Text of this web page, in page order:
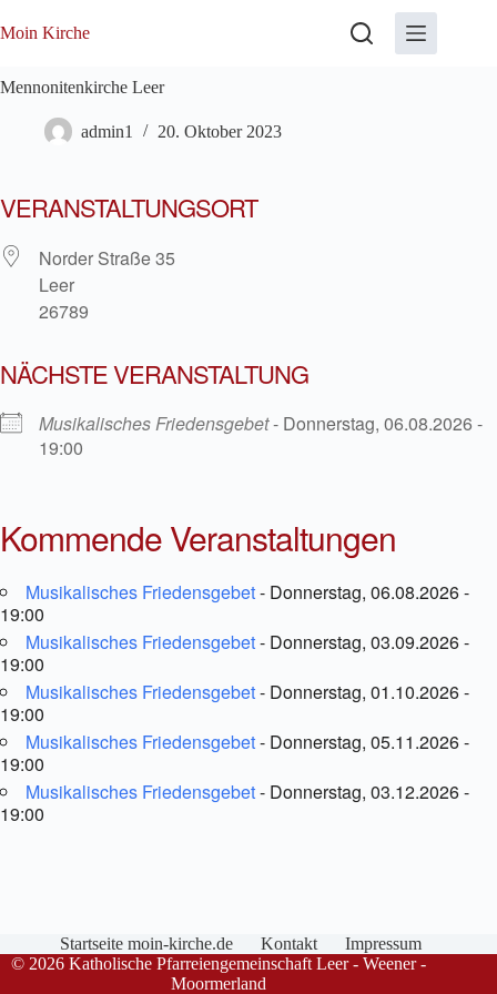
Inhalt
Moin Kirche
Mennonitenkirche Leer
admin1 20. Oktober 2023
VERANSTALTUNGSORT
Norder Straße 35
Leer
26789
NÄCHSTE VERANSTALTUNG
Musikalisches Friedensgebet- Donnerstag, 06.08.2026 -
19:00
Kommende Veranstaltungen
Musikalisches Friedensgebet- Donnerstag, 06.08.2026 -
19:00
Musikalisches Friedensgebet- Donnerstag, 03.09.2026 -
19:00
Musikalisches Friedensgebet- Donnerstag, 01.10.2026 -
19:00
Musikalisches Friedensgebet- Donnerstag, 05.11.2026 -
19:00
Musikalisches Friedensgebet- Donnerstag, 03.12.2026 -
19:00
Startseite moin-kirche.de Kontakt
Impressum
© 2026 Katholische Pfarreiengemeinschaft Leer - Weener -
Moormerland